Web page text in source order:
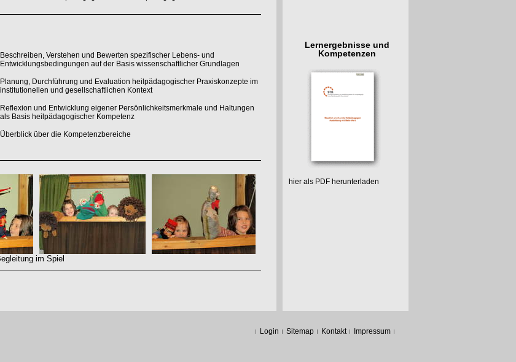
Beschreiben, Verstehen und Bewerten spezifischer Lebens- und
Entwicklungsbedingungen auf der Basis wissenschaftlicher Grundlagen
Planung, Durchführung und Evaluation heilpädagogischer Praxiskonzepte im
institutionellen und gesellschaftlichen Kontext
Reflexion und Entwicklung eigener Persönlichkeitsmerkmale und Haltungen
als Basis heilpädagogischer Kompetenz
Überblick über die Kompetenzbereiche
im Spiel
Lernergebnisse und
Kompetenzen
hier als PDF herunterladen
Login Sitemap Kontakt Impressum